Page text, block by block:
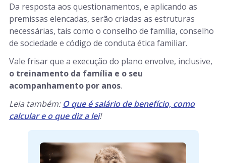
Da resposta aos questionamentos, e aplicando as
premissas elencadas, serão criadas as estruturas
necessárias, tais como o conselho de família, conselho
de sociedade e código de conduta ética familiar.
Vale frisar que a execução do plano envolve, inclusive,
o treinamento da família e o seu
acompanhamento por anos.
Leia também: O que é salário de benefício, como
calcular e o que diz a lei!